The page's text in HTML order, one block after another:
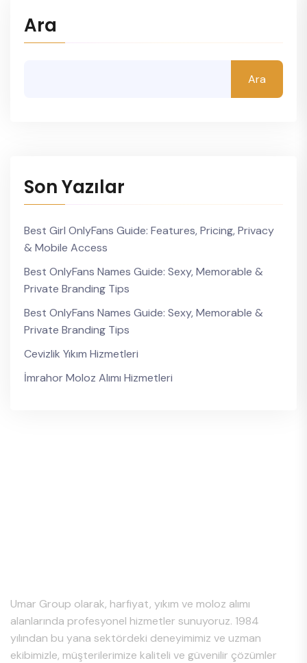
Ara
Ara
Son Yazılar
Best Girl OnlyFans Guide: Features, Pricing, Privacy
& Mobile Access
Best OnlyFans Names Guide: Sexy, Memorable &
Private Branding Tips
Best OnlyFans Names Guide: Sexy, Memorable &
Private Branding Tips
Cevizlik Yıkım Hizmetleri
İmrahor Moloz Alımı Hizmetleri
Umar Group olarak, harfiyat, yıkım ve moloz alımı
alanlarında profesyonel hizmetler sunuyoruz. 1984
yılından bu yana sektördeki deneyimimiz ve uzman
ekibimizle, müşterilerimize kaliteli ve güvenilir çözümler